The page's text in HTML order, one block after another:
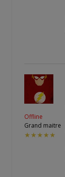
Offline
Grand maitre
★★★★★